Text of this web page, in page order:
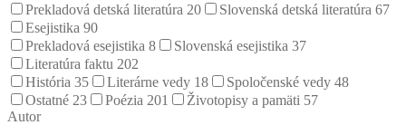
Prekladová detská literatúra 20 Slovenská detská literatúra 67
Esejistika 90
Prekladová esejistika 8 Slovenská esejistika 37
Literatúra faktu 202
História 35 Literárne vedy 18 Spoločenské vedy 48
Ostatné 23 Poézia 201 Životopisy a pamäti 57
Autor